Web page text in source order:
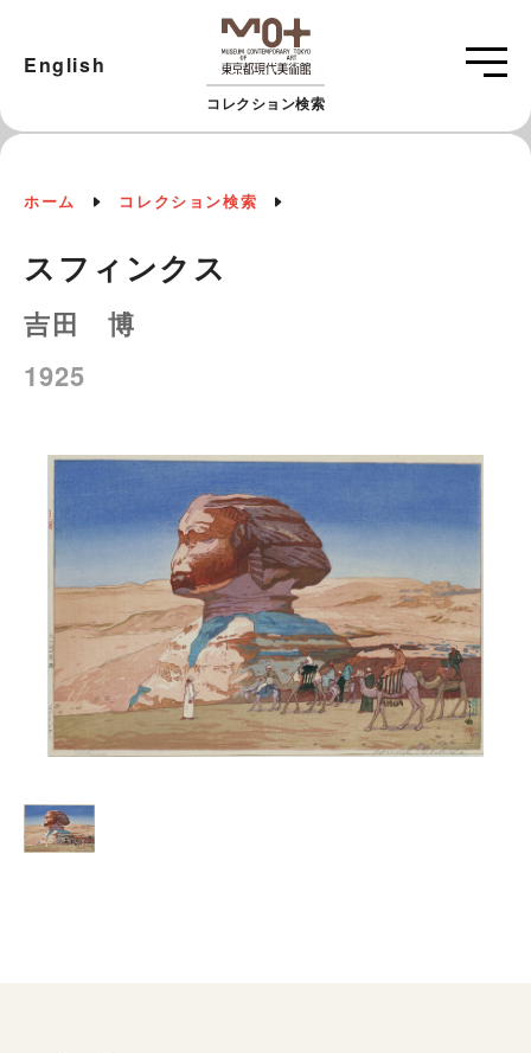
コレクション検索
English
ホーム コレクション検索
スフィンクス
吉田 博
1925